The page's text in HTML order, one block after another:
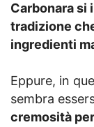
Carbonara si
tradizione
ingredienti
Eppure, in
sembra
cremosità